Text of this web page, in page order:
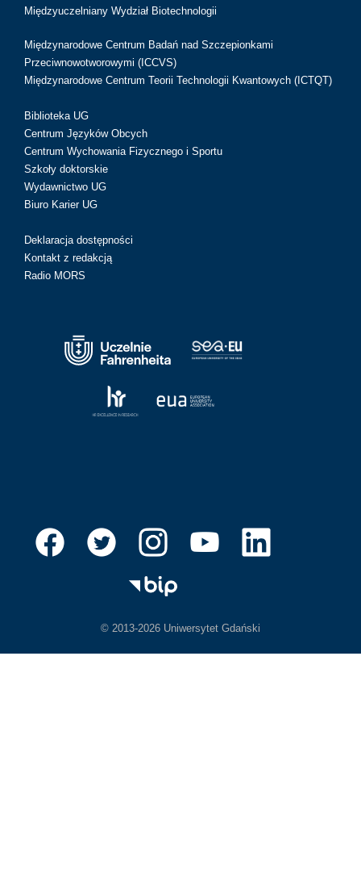
Międzyuczelniany Wydział Biotechnologii
Międzynarodowe Centrum Badań nad Szczepionkami
Przeciwnowotworowymi (ICCVS)
Międzynarodowe Centrum Teorii Technologii Kwantowych (ICTQT)
Biblioteka UG
Centrum Języków Obcych
Centrum Wychowania Fizycznego i Sportu
Szkoły doktorskie
Wydawnictwo UG
Biuro Karier UG
Deklaracja dostępności
Kontakt z redakcją
Radio MORS
© 2013-2026 Uniwersytet Gdański